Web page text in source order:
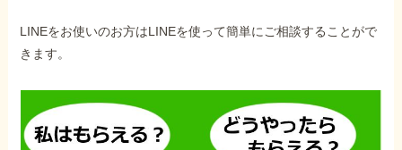
LINEをお使いのお方はLINEを使って簡単にご相談することがで
きます。